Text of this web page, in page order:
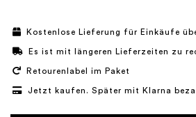
Kostenlose Lieferung für Einkäufe
Es ist mit längeren Lieferzeiten zu
Retourenlabel im Paket
Jetzt kaufen. Später mit Klarna